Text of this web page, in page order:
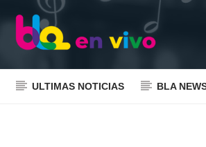
ULTIMAS NOTICIAS BLA